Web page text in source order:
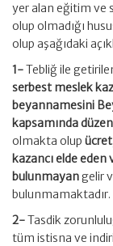
yer alan eğitim ve
olup olmadığı
olup aşağıdaki
1-Tebliğ ile
serbest meslek
beyannamesini
kapsamında
olmakta olup
kazancı elde
bulunmayangelir
bulunmamaktadır.
2-Tasdik
tüm istisna ve